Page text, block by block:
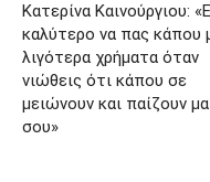
Κατερίνα Καινούργιου:
καλύτερο να πας κάπου
λιγότερα χρήματα όταν
νιώθεις ότι κάπου σε
μειώνουν και παίζουν
σου»